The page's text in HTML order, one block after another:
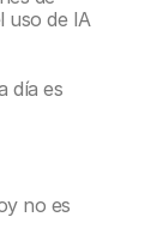
uso de IA
día es
no es